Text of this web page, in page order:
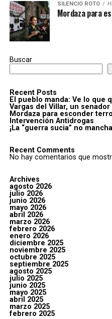
SILENCIO ROTO
Mordaza para
Buscar
Recent Posts
El pueblo manda: Ve lo que
Vargas del Villar, un
Mordaza para esconder
Intervención Antidrogas
¡La “guerra sucia” no
Recent Comments
No hay comentarios que
Archives
agosto 2026
julio 2026
junio 2026
mayo 2026
abril 2026
marzo 2026
febrero 2026
enero 2026
diciembre 2025
noviembre 2025
octubre 2025
septiembre 2025
agosto 2025
julio 2025
junio 2025
mayo 2025
abril 2025
marzo 2025
febrero 2025